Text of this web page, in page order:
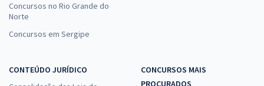
Concursos no Rio Grande do
Norte
Concursos em Sergipe
CONTEÚDO JURÍDICO
CONCURSOS MAIS
PROCURADOS